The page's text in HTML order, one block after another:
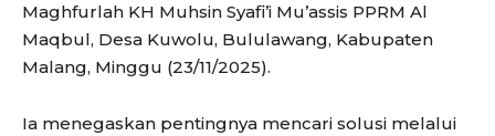
Maghfurlah KH Muhsin Syafi’i Mu’assis PPRM Al
Maqbul, Desa Kuwolu, Bululawang, Kabupaten
Malang, Minggu (23/11/2025).
Ia menegaskan pentingnya mencari solusi melalui